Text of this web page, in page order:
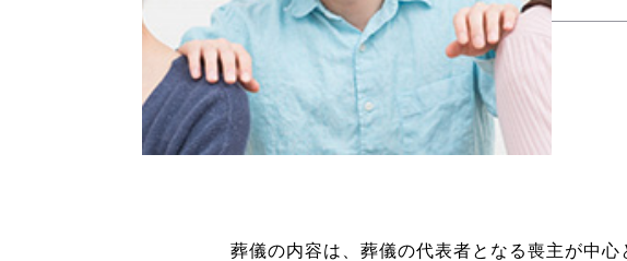
葬儀の内容は、葬儀の代表者となる喪主が中